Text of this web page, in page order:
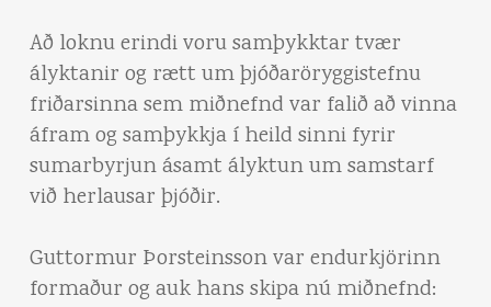
Að loknu erindi voru samþykktar tvær
ályktanir og rætt um þjóðaröryggistefnu
friðarsinna sem miðnefnd var falið að vinna
áfram og samþykkja í heild sinni fyrir
sumarbyrjun ásamt ályktun um samstarf
við herlausar þjóðir.
Guttormur Þorsteinsson var endurkjörinn
formaður og auk hans skipa nú miðnefnd: